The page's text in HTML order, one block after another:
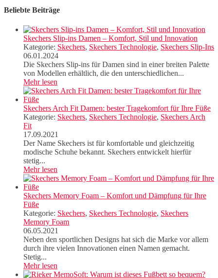
Beliebte Beiträge
Skechers Slip-ins Damen – Komfort, Stil und Innovation
Kategorie: Skechers, Skechers Technologie, Skechers Slip-Ins
06.01.2024
Die Skechers Slip-ins für Damen sind in einer breiten Palette
von Modellen erhältlich, die den unterschiedlichen...
Mehr lesen
Skechers Arch Fit Damen: bester Tragekomfort für Ihre Füße
Kategorie: Skechers, Skechers Technologie, Skechers Arch
Fit
17.09.2021
Der Name Skechers ist für komfortable und gleichzeitig
modische Schuhe bekannt. Skechers entwickelt hierfür
stetig...
Mehr lesen
Skechers Memory Foam – Komfort und Dämpfung für Ihre
Füße
Kategorie: Skechers, Skechers Technologie, Skechers
Memory Foam
06.05.2021
Neben den sportlichen Designs hat sich die Marke vor allem
durch ihre vielen Innovationen einen Namen gemacht.
Stetig...
Mehr lesen